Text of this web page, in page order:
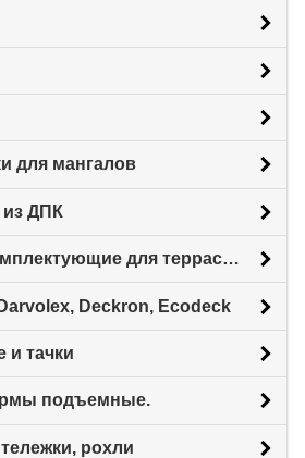
для мангалов
из ДПК
Аксессуары и комплектующие для террасной доски
Deckron, Ecodeck
и тачки
подъемные.
рохли